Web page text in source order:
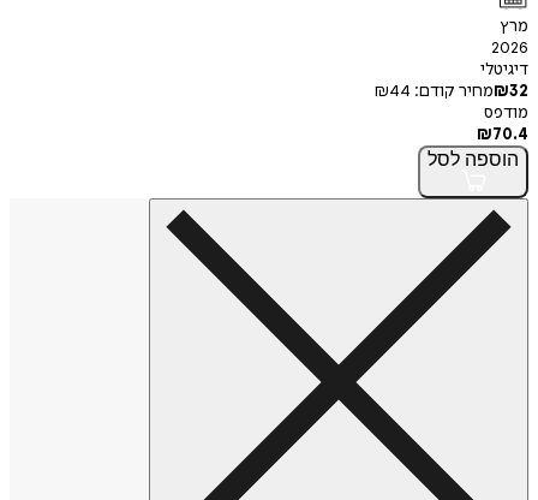
מרץ
2026
דיגיטלי
₪32 מחיר קודם: ₪44
מודפס
₪70.4
הוספה לסל